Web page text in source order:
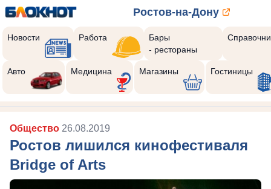
Ростов-на-Дону
Новости Работа
Бары
- рестораны
Авто Медицина Магазины Гостиницы
Общество 26.08.2019
Ростов лишился кинофестиваля
Bridge of Arts